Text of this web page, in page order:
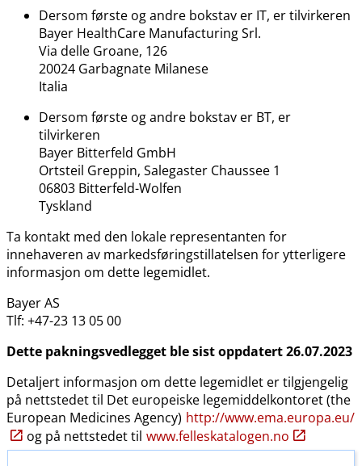
Dersom første og andre bokstav er IT, er tilvirkeren
Bayer HealthCare Manufacturing Srl.
Via delle Groane, 126
20024 Garbagnate Milanese
Italia
Dersom første og andre bokstav er BT, er
tilvirkeren
Bayer Bitterfeld GmbH
Ortsteil Greppin, Salegaster Chaussee 1
06803 Bitterfeld-Wolfen
Tyskland
Ta kontakt med den lokale representanten for
innehaveren av markedsføringstillatelsen for ytterligere
informasjon om dette legemidlet.
Bayer AS
Tlf: +47-23 13 05 00
Dette pakningsvedlegget ble sist oppdatert 26.07.2023
Detaljert informasjon om dette legemidlet er tilgjengelig
på nettstedet til Det europeiske legemiddelkontoret (the
European Medicines Agency) http:​/​/www.ema.europa.eu​/​
og på nettstedet til www.felleskatalogen.no